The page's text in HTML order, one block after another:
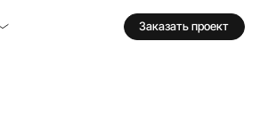
Заказать проект